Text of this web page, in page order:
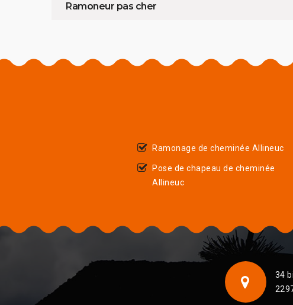
Ramoneur pas cher
Ramonage de cheminée Allineuc
Pose de chapeau de cheminée
Allineuc
34